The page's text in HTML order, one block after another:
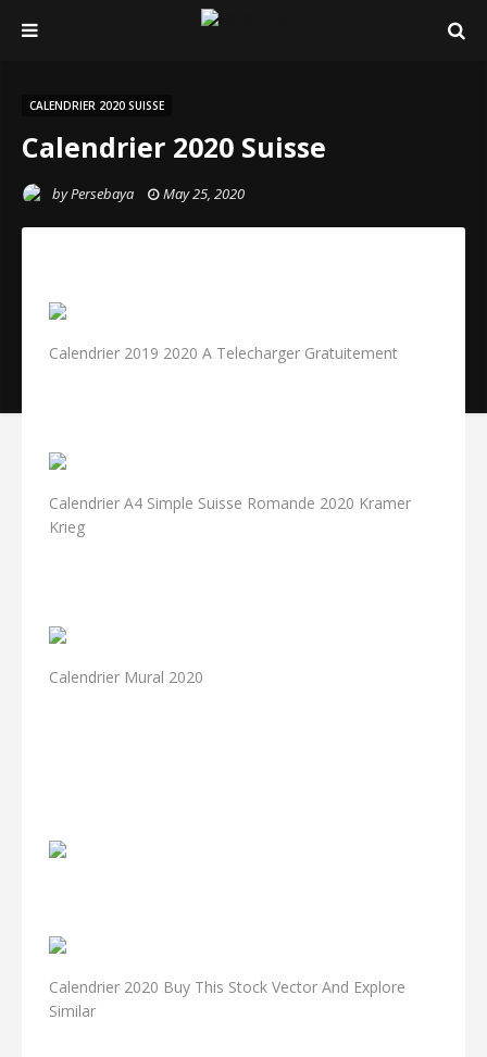
CALENDRIER 2020 SUISSE
Calendrier 2020 Suisse
byPersebaya May 25, 2020
Calendrier 2019 2020 A Telecharger Gratuitement
Calendrier A4 Simple Suisse Romande 2020 Kramer
Krieg
Calendrier Mural 2020
Calendrier 2020 Buy This Stock Vector And Explore
Similar